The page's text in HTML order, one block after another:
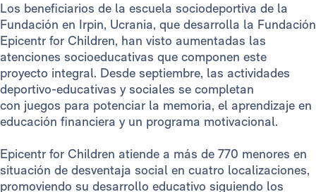
Los beneficiarios de la escuela sociodeportiva de la
Fundación en Irpin, Ucrania, que desarrolla la Fundación
Epicentr for Children, han visto aumentadas las
atenciones socioeducativas que componen este
proyecto integral. Desde septiembre, las actividades
deportivo-educativas y sociales se completan
con juegos para potenciar la memoria, el aprendizaje en
educación financiera y un programa motivacional.
Epicentr for Children atiende a más de 770 menores en
situación de desventaja social en cuatro localizaciones,
promoviendo su desarrollo educativo siguiendo los